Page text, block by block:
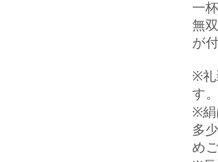
一
無
が
※礼
す
※絹
多
め